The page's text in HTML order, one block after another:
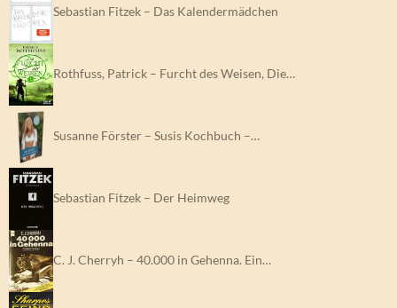
Sebastian Fitzek – Das Kalendermädchen
Rothfuss, Patrick – Furcht des Weisen, Die…
Susanne Förster – Susis Kochbuch –…
Sebastian Fitzek – Der Heimweg
C. J. Cherryh – 40.000 in Gehenna. Ein…